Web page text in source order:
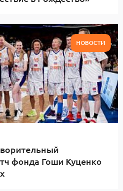
НОВОСТИ
фонда Гоши Куценко